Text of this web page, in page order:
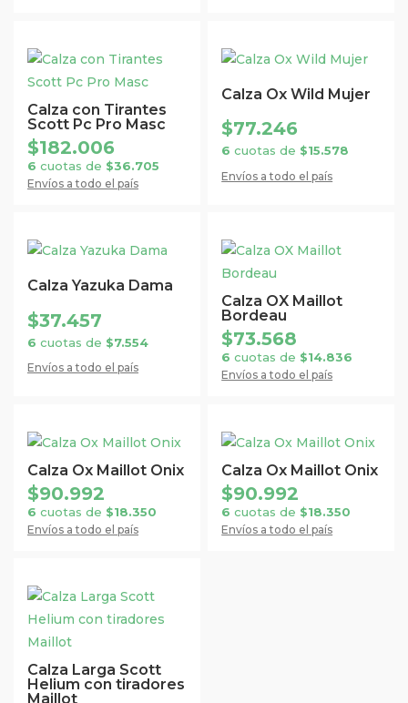
pueden
la
página
de
producto
pueden
en
la
página
producto
Calza con Tirantes
Scott Pc Pro Masc
Envíos a todo el país
$182.006
6 cuotas de $36.705
Este
producto
tiene
múltiples
variantes.
Las
opciones
pueden
en
la
página
producto
Calza Ox Wild Mujer
Envíos a todo el país
$77.246
6 cuotas de $15.578
Este
tiene
múltiples
variantes.
Las
pueden
la
página
de
producto
Calza Yazuka Dama
Envíos a todo el país
$37.457
6 cuotas de $7.554
Este
tiene
múltiples
variantes.
Las
pueden
en
la
página
Calza OX Maillot
Bordeau
Envíos a todo el país
$73.568
6 cuotas de $14.836
Este
producto
tiene
múltiples
variantes.
Las
opciones
pueden
en
la
página
Calza Ox Maillot Onix
Envíos a todo el país
$90.992
6 cuotas de $18.350
Este
producto
tiene
múltiples
variantes.
se
pueden
elegir
en
la
Calza Ox Maillot Onix
Envíos a todo el país
$90.992
6 cuotas de $18.350
Este
producto
tiene
múltiples
variantes.
Calza Larga Scott
Helium con tiradores
Maillot
Este
producto
tiene
múltiples
variantes.